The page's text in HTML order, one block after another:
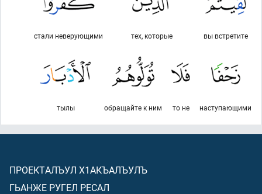
вы встретите
тех, которые
стали неверующими
наступающими
то не
обращайте к ним
тылы
ПРОЕКТАЛЪУЛ Х1АКЪАЛЪУЛЪ
ГЬАНЖЕ РУГЕЛ РЕСАЛ